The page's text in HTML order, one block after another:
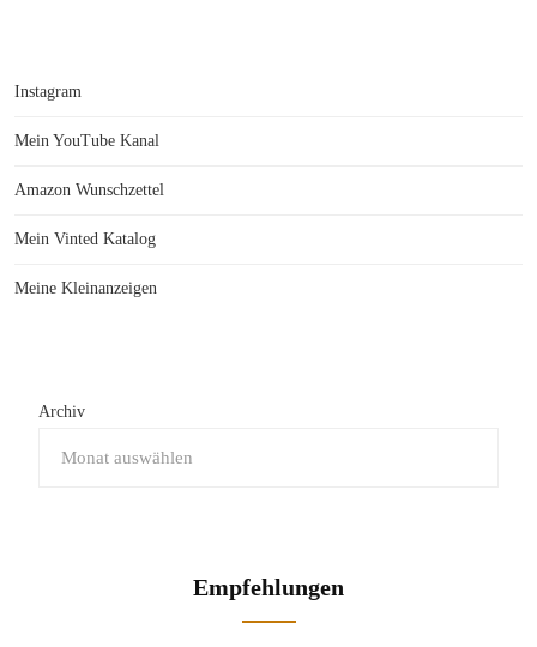
Instagram
Mein YouTube Kanal
Amazon Wunschzettel
Mein Vinted Katalog
Meine Kleinanzeigen
Archiv
Empfehlungen